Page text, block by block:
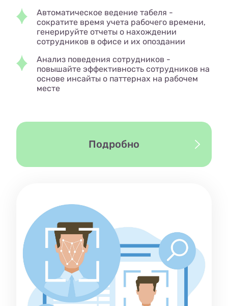
Автоматическое ведение табеля -
сократите время учета рабочего времени,
генерируйте отчеты о нахождении
сотрудников в офисе и их опоздании
Анализ поведения сотрудников -
повышайте эффективность сотрудников на
основе инсайты о паттернах на рабочем
месте
Подробно